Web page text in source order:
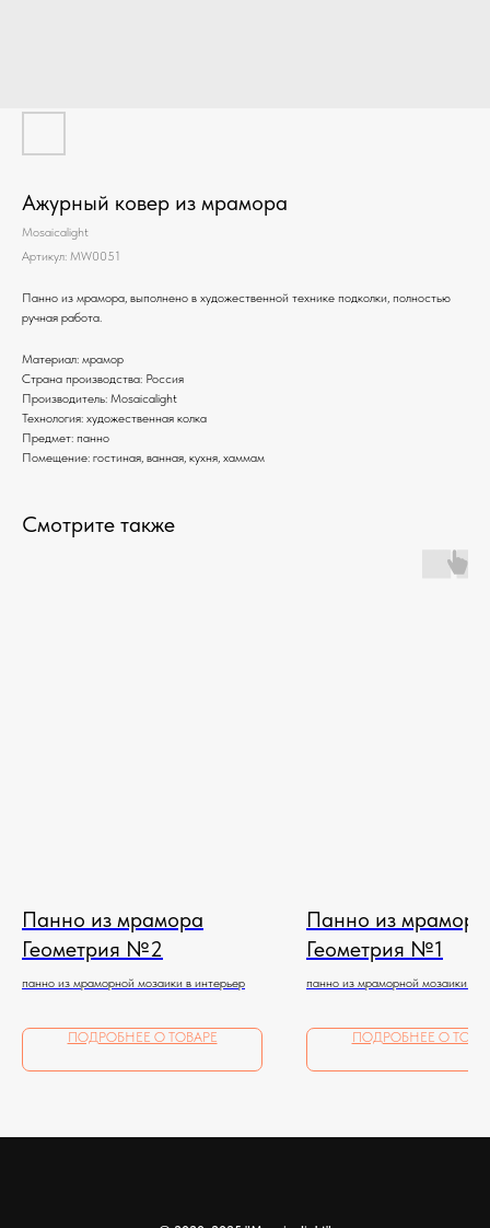
Ажурный ковер из мрамора
Mosaicalight
Артикул: MW0051
Панно из мрамора, выполнено в художественной технике подколки, полностью
ручная работа.
Материал: мрамор
Страна производства: Россия
Производитель: Mosaicalight
Технология: художественная колка
Предмет: панно
Помещение: гостиная, ванная, кухня, хаммам
Смотрите также
Панно из мрамора
Геометрия №2
панно из мраморной мозаики в интерьер
ПОДРОБНЕЕ О ТОВАРЕ
Панно из мрамора
Геометрия №1
панно из мраморной мозаики в
ПОДРОБНЕЕ О